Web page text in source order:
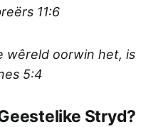
11:6
wêreld oorwin het, is
5:4
Stryd?